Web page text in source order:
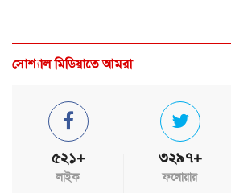
সোশ্যাল মিডিয়াতে আমরা
৫২১+
লাইক
৩২৯৭+
ফলোয়ার